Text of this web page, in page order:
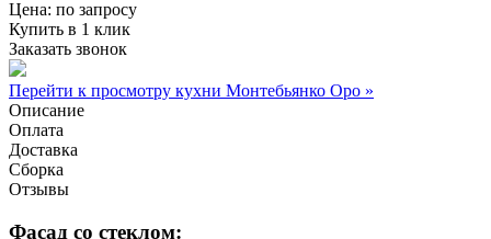
Цена: по запросу
Купить в 1 клик
Заказать звонок
Перейти к просмотру кухни Монтебьянко Оро »
Описание
Оплата
Доставка
Сборка
Отзывы
Фасад со стеклом: